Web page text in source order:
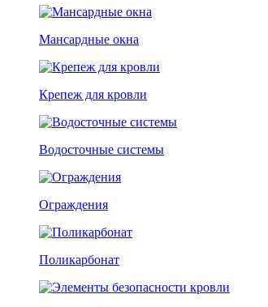
Мансардные окна
Крепеж для кровли
Водосточные системы
Ограждения
Поликарбонат